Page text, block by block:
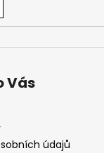
Vás
údajů